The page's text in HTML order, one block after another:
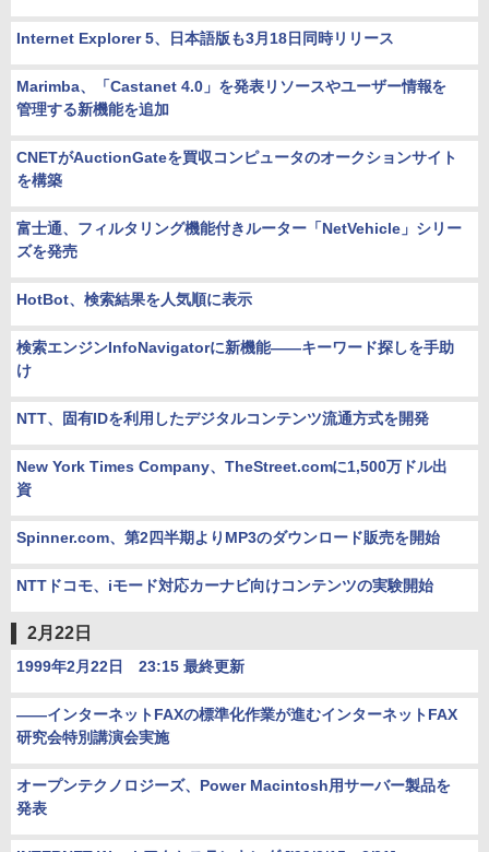
Internet Explorer 5、日本語版も3月18日同時リリース
Marimba、「Castanet 4.0」を発表リソースやユーザー情報を
管理する新機能を追加
CNETがAuctionGateを買収コンピュータのオークションサイト
を構築
富士通、フィルタリング機能付きルーター「NetVehicle」シリー
ズを発売
HotBot、検索結果を人気順に表示
検索エンジンInfoNavigatorに新機能――キーワード探しを手助
け
NTT、固有IDを利用したデジタルコンテンツ流通方式を開発
New York Times Company、TheStreet.comに1,500万ドル出
資
Spinner.com、第2四半期よりMP3のダウンロード販売を開始
NTTドコモ、iモード対応カーナビ向けコンテンツの実験開始
2月22日
1999年2月22日 23:15 最終更新
――インターネットFAXの標準化作業が進むインターネットFAX
研究会特別講演会実施
オープンテクノロジーズ、Power Macintosh用サーバー製品を
発表